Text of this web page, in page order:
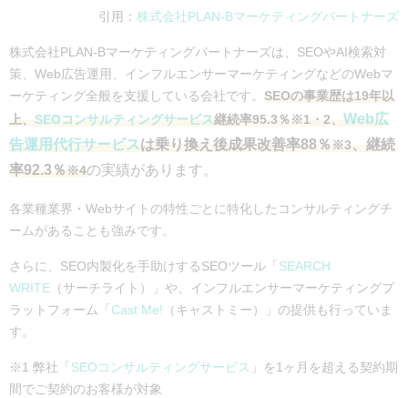
引用： 株式会社PLAN-Bマーケティングパートナーズ
株式会社PLAN-Bマーケティングパートナーズは、SEOやAI検索対
策、Web広告運用、インフルエンサーマーケティングなどのWebマ
ーケティング全般を支援している会社です。 SEOの事業歴は19年以
上、 SEOコンサルティングサービス継続率95.3％※1・2、 Web広
告運用代行サービスは乗り換え後成果改善率88％ ※3、継続
率92.3％ ※4の実績があります。
各業種業界・Webサイトの特性ごとに特化したコンサルティングチ
ームがあることも強みです。
さらに、SEO内製化を手助けするSEOツール「 SEARCH
WRITE （サーチライト）」や、インフルエンサーマーケティングプ
ラットフォーム「 Cast Me! （キャストミー）」の提供も行っていま
す。
※1 弊社「 SEOコンサルティングサービス 」を1ヶ月を超える契約期
間でご契約のお客様が対象